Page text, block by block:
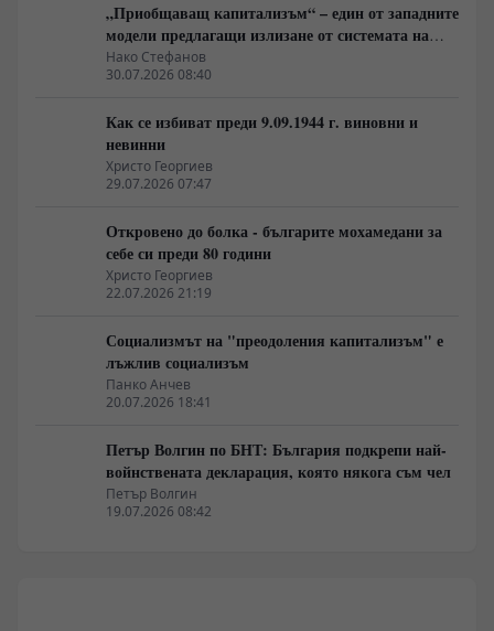
„Приобщаващ капитализъм“ – един от западните
модели предлагащи излизане от системата на
неолиберализма
Нако Стефанов
30.07.2026 08:40
Как се избиват преди 9.09.1944 г. виновни и
невинни
Христо Георгиев
29.07.2026 07:47
Откровено до болка - българите мохамедани за
себе си преди 80 години
Христо Георгиев
22.07.2026 21:19
Социализмът на "преодоления капитализъм" е
лъжлив социализъм
Панко Анчев
20.07.2026 18:41
Петър Волгин по БНТ: България подкрепи най-
войнствената декларация, която някога съм чел
Петър Волгин
19.07.2026 08:42